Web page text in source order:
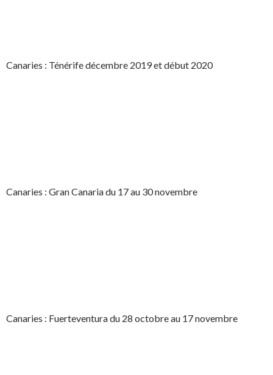
Canaries : Ténérife décembre 2019 et début 2020
Canaries : Gran Canaria du 17 au 30 novembre
Canaries : Fuerteventura du 28 octobre au 17 novembre